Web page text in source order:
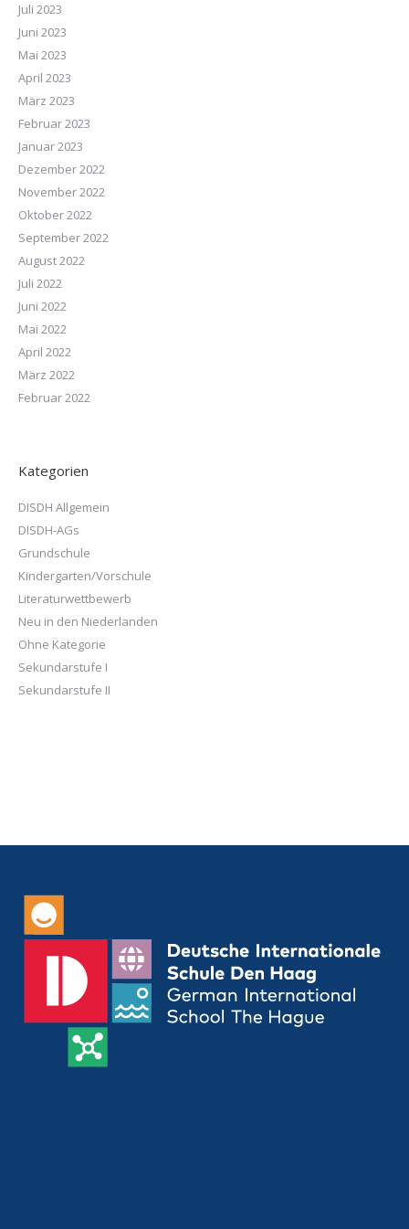
Juli 2023
Juni 2023
Mai 2023
April 2023
März 2023
Februar 2023
Januar 2023
Dezember 2022
November 2022
Oktober 2022
September 2022
August 2022
Juli 2022
Juni 2022
Mai 2022
April 2022
März 2022
Februar 2022
Kategorien
DISDH Allgemein
DISDH-AGs
Grundschule
Kindergarten/Vorschule
Literaturwettbewerb
Neu in den Niederlanden
Ohne Kategorie
Sekundarstufe I
Sekundarstufe II